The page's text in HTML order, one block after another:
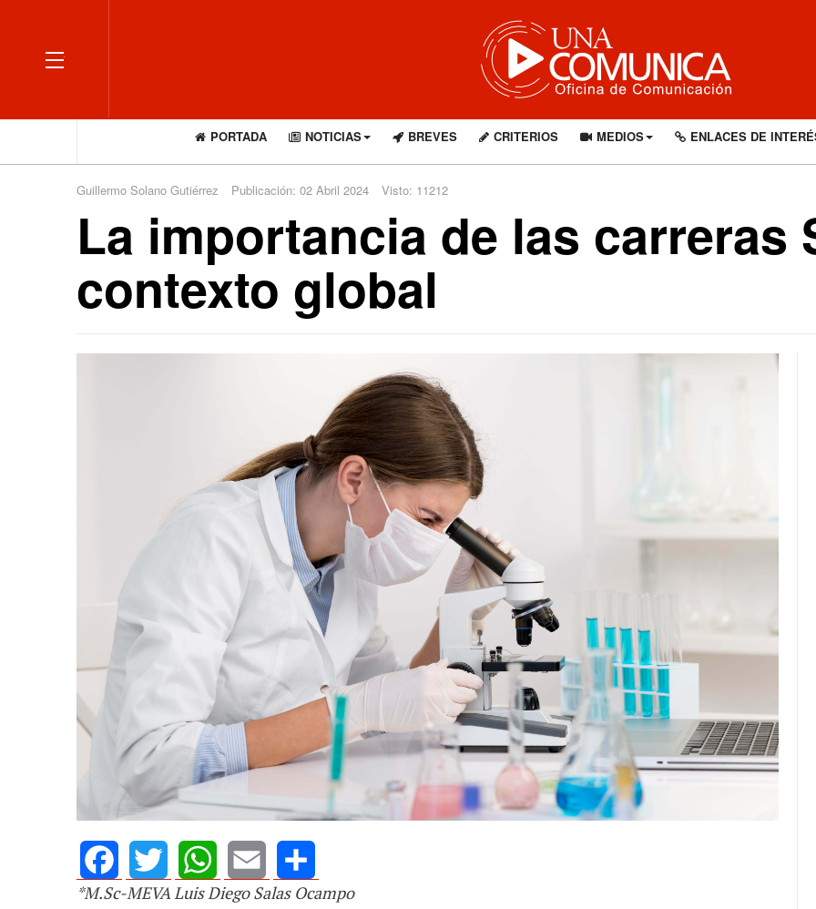
OFF CANVAS
PORTADA NOTICIAS BREVES CRITERIOS MEDIOS ENLACES DE
Guillermo Solano Gutiérrez Publicación: 02 Abril 2024 Visto: 11212
La importancia de las carreras
contexto global
FacebookTwitterWhatsApp
Email Share
*M.Sc-MEVA Luis Diego Salas Ocampo
AGOSTO 05, 2026
Consejo Universitario llama a
defender la democracia
JULIO 24, 2026
Rechazo al reparto desigual
de ganancias es mayor
cuando hubo esfuerzo